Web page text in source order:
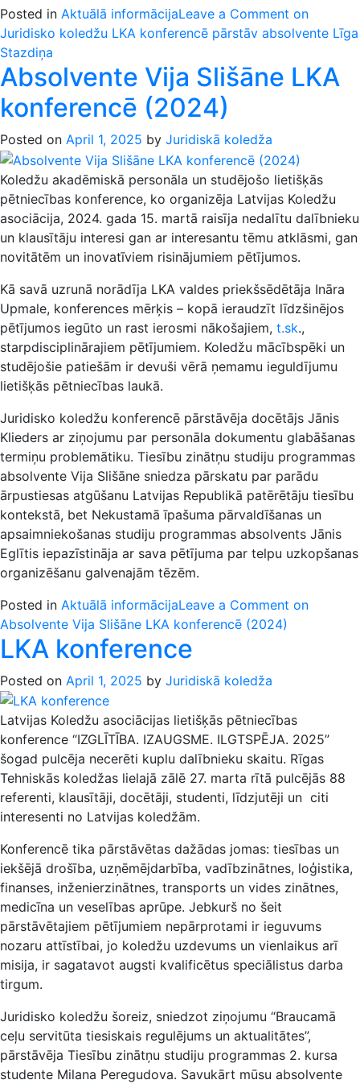
Posted in Aktuālā informācijaLeave a Comment on
Juridisko koledžu LKA konferencē pārstāv absolvente Līga
Stazdiņa
Absolvente Vija Slišāne LKA
konferencē (2024)
Posted on April 1, 2025 by Juridiskā koledža
Koledžu akadēmiskā personāla un studējošo lietišķās
pētniecības konference, ko organizēja Latvijas Koledžu
asociācija, 2024. gada 15. martā raisīja nedalītu dalībnieku
un klausītāju interesi gan ar interesantu tēmu atklāsmi, gan
novitātēm un inovatīviem risinājumiem pētījumos.
Kā savā uzrunā norādīja LKA valdes priekšsēdētāja Ināra
Upmale, konferences mērķis – kopā ieraudzīt līdzšinējos
pētījumos iegūto un rast ierosmi nākošajiem, t.sk.,
starpdisciplinārajiem pētījumiem. Koledžu mācībspēki un
studējošie patiešām ir devuši vērā ņemamu ieguldījumu
lietišķās pētniecības laukā.
Juridisko koledžu konferencē pārstāvēja docētājs Jānis
Klieders ar ziņojumu par personāla dokumentu glabāšanas
termiņu problemātiku. Tiesību zinātņu studiju programmas
absolvente Vija Slišāne sniedza pārskatu par parādu
ārpustiesas atgūšanu Latvijas Republikā patērētāju tiesību
kontekstā, bet Nekustamā īpašuma pārvaldīšanas un
apsaimniekošanas studiju programmas absolvents Jānis
Eglītis iepazīstināja ar sava pētījuma par telpu uzkopšanas
organizēšanu galvenajām tēzēm.
Posted in Aktuālā informācijaLeave a Comment on
Absolvente Vija Slišāne LKA konferencē (2024)
LKA konference
Posted on April 1, 2025 by Juridiskā koledža
Latvijas Koledžu asociācijas lietišķās pētniecības
konference “IZGLĪTĪBA. IZAUGSME. ILGTSPĒJA. 2025”
šogad pulcēja necerēti kuplu dalībnieku skaitu. Rīgas
Tehniskās koledžas lielajā zālē 27. marta rītā pulcējās 88
referenti, klausītāji, docētāji, studenti, līdzjutēji un citi
interesenti no Latvijas koledžām.
Konferencē tika pārstāvētas dažādas jomas: tiesības un
iekšējā drošība, uzņēmējdarbība, vadībzinātnes, loģistika,
finanses, inženierzinātnes, transports un vides zinātnes,
medicīna un veselības aprūpe. Jebkurš no šeit
pārstāvētajiem pētījumiem nepārprotami ir ieguvums
nozaru attīstībai, jo koledžu uzdevums un vienlaikus arī
misija, ir sagatavot augsti kvalificētus speciālistus darba
tirgum.
Juridisko koledžu šoreiz, sniedzot ziņojumu “Braucamā
ceļu servitūta tiesiskais regulējums un aktualitātes”,
pārstāvēja Tiesību zinātņu studiju programmas 2. kursa
studente Milana Peregudova. Savukārt mūsu absolvente